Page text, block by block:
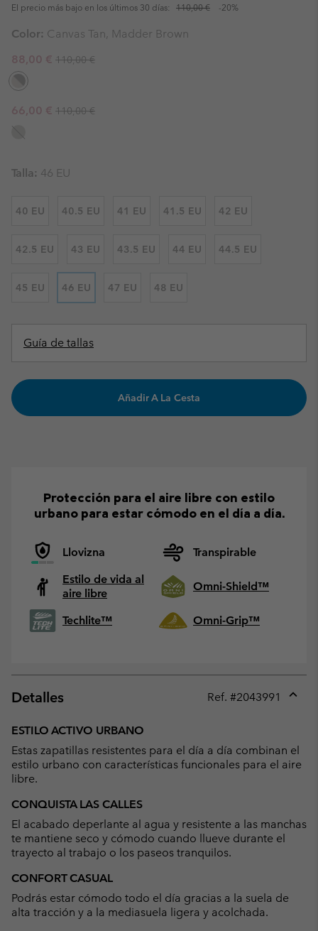
El precio más bajo en los últimos 30 días: 110,00 € -20%
Color: Canvas Tan, Madder Brown
Sale price:
88,00 € Regular price:
110,00 €
Sale price:
66,00 € Regular price:
110,00 €
Talla: 46 EU
40 EU 40.5 EU 41 EU 41.5 EU 42 EU
42.5 EU 43 EU 43.5 EU 44 EU 44.5 EU
45 EU 46 EU 47 EU 48 EU
Guía de tallas
Añadir A La Cesta
Protección para el aire libre con estilo
urbano para estar cómodo en el día a día.
Llovizna
Transpirable
Estilo de vida al
aire libre
Omni-Shield™
Techlite™ Omni-Grip™
Detalles Ref. #2043991
ESTILO ACTIVO URBANO
Estas zapatillas resistentes para el día a día combinan el
estilo urbano con características funcionales para el aire
libre.
CONQUISTA LAS CALLES
El acabado deperlante al agua y resistente a las manchas
te mantiene seco y cómodo cuando llueve durante el
trayecto al trabajo o los paseos tranquilos.
CONFORT CASUAL
Podrás estar cómodo todo el día gracias a la suela de
alta tracción y a la mediasuela ligera y acolchada.